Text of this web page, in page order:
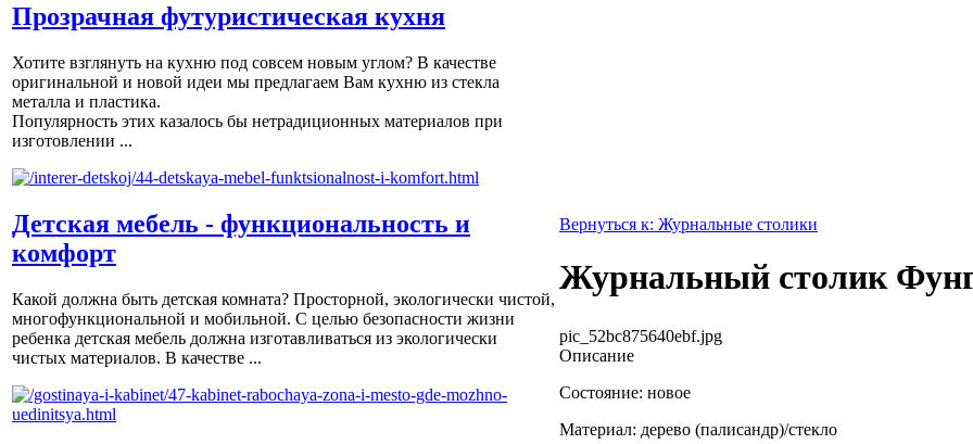
Прозрачная футуристическая кухня
Хотите взглянуть на кухню под совсем новым углом? В качестве
оригинальной и новой идеи мы предлагаем Вам кухню из стекла
металла и пластика.
Популярность этих казалось бы нетрадиционных материалов при
изготовлении ...
Детская мебель - функциональность и
комфорт
Какой должна быть детская комната? Просторной, экологически чистой,
многофункциональной и мобильной. С целью безопасности жизни
ребенка детская мебель должна изготавливаться из экологически
чистых материалов. В качестве ...
Вернуться к: Журнальные столики
Журнальный столик
pic_52bc875640ebf.jpg
Описание
Состояние: новое
Материал: дерево (палисандр)/стекло